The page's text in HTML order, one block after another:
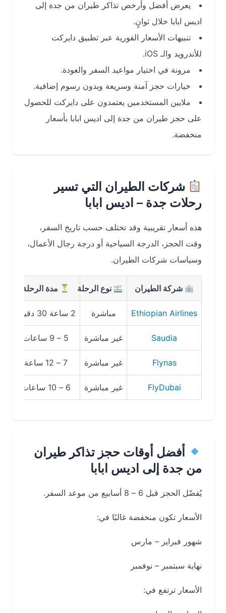
يعرض أفضل وأرخص تذاكر طيران من جدة إلى
اديس ابابا خلال ثوانٍ.
تنبيهات الأسعار الفورية عبر تطبيق دايركت
للأندرويد والـ iOS.
مرونة في اختيار مواعيد السفر والعودة.
خيارات حجز آمنة وسريعة وبدون رسوم إضافية.
ملايين المستخدمين يعتمدون على دايركت للحصول
على حجز طيران من جدة إلى اديس ابابا بأسعار
منخفضة.
شركات الطيران التي تسير
رحلات جدة – اديس ابابا
هذه أسعار تقريبية وقد تختلف حسب تاريخ السفر،
وقت الحجز، الدرجة السياحية أو درجة رجال الأعمال،
وسياسات شركات الطيران.
شركة الطيران نوع الرحلة مدة الرحلة
Ethiopian Airlines مباشرة 2 ساعة 30 دقيقة من 850 ريال
Saudia غير مباشرة 5 – 9 ساعات من 950 ريال
Flynas غير مباشرة 7 – 12 ساعة
FlyDubai غير مباشرة 6 – 10 ساعات من 820 ريال
أفضل أوقات حجز تذاكر طيران
من جدة إلى اديس ابابا
يُفضّل الحجز قبل 6 – 8 أسابيع من موعد السفر.
الأسعار تكون منخفضة غالبًا في:
شهور فبراير – مارس
نهاية سبتمبر – نوفمبر
الأسعار ترتفع في: